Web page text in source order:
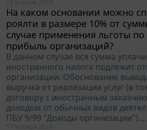
На каком основании можно
роялти в размере 10% от
случае применения льготы по
прибыль организаций?
В данном случае вся сумма
иностранного налога подлежит
организации. Обоснование
выручка от реализации услуг (в
договору с иностранным
доходом от обычных видов
ПБУ 9/99 "Доходы организации")....